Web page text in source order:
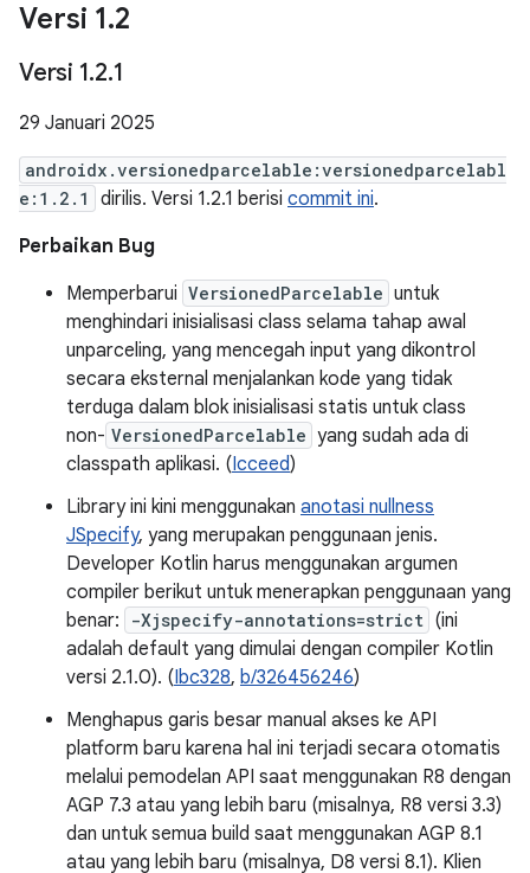
Versi 1.2
Versi 1.2.1
29 Januari 2025
androidx.versionedparcelable:versionedparcelabl
e:1.2.1
dirilis. Versi 1.2.1 berisi commit ini.
Perbaikan Bug
Memperbarui VersionedParcelable untuk
menghindari inisialisasi class selama tahap awal
unparceling, yang mencegah input yang dikontrol
secara eksternal menjalankan kode yang tidak
terduga dalam blok inisialisasi statis untuk class
non- VersionedParcelable yang sudah ada di
classpath aplikasi. (Icceed)
Library ini kini menggunakan anotasi nullness
JSpecify, yang merupakan penggunaan jenis.
Developer Kotlin harus menggunakan argumen
compiler berikut untuk menerapkan penggunaan yang
benar:
-Xjspecify-annotations=strict (ini
adalah default yang dimulai dengan compiler Kotlin
versi 2.1.0). (Ibc328, b/326456246)
Menghapus garis besar manual akses ke API
platform baru karena hal ini terjadi secara otomatis
melalui pemodelan API saat menggunakan R8 dengan
AGP 7.3 atau yang lebih baru (misalnya, R8 versi 3.3)
dan untuk semua build saat menggunakan AGP 8.1
atau yang lebih baru (misalnya, D8 versi 8.1). Klien